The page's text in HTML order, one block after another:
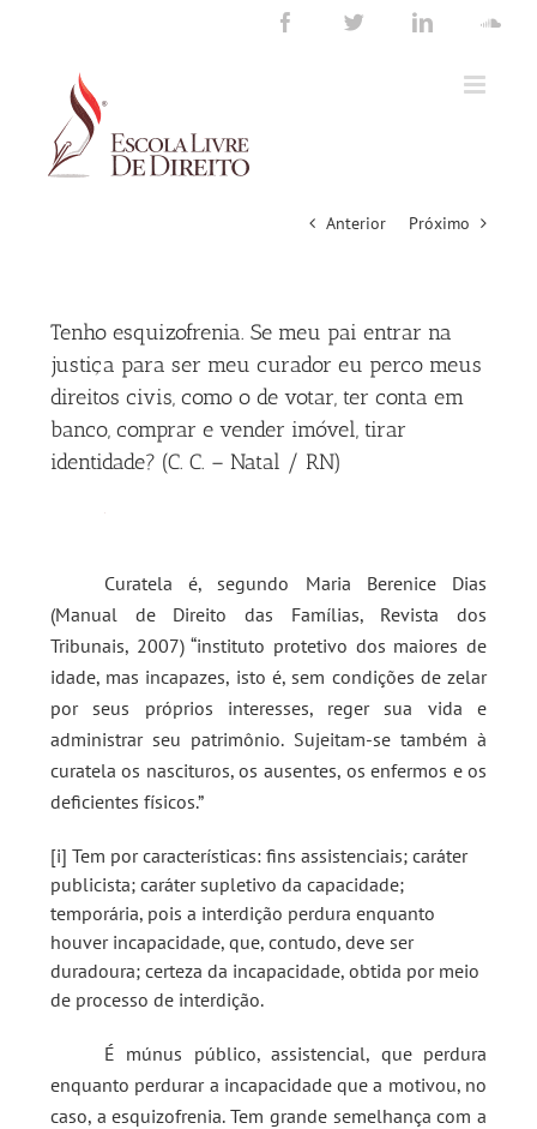
LinkedIn
Twitter
Facebook
Anterior Próximo
Tenho esquizofrenia. Se meu pai entrar na
justiça para ser meu curador eu perco meus
direitos civis, como o de votar, ter conta em
banco, comprar e vender imóvel, tirar
identidade? (C. C. – Natal / RN)
Curatela é, segundo Maria Berenice Dias
(Manual de Direito das Famílias, Revista dos
Tribunais, 2007) “instituto protetivo dos maiores de
idade, mas incapazes, isto é, sem condições de zelar
por seus próprios interesses, reger sua vida e
administrar seu patrimônio. Sujeitam-se também à
curatela os nascituros, os ausentes, os enfermos e os
deficientes físicos.”
[i] Tem por características: fins assistenciais; caráter
publicista; caráter supletivo da capacidade;
temporária, pois a interdição perdura enquanto
houver incapacidade, que, contudo, deve ser
duradoura; certeza da incapacidade, obtida por meio
de processo de interdição.
É múnus público, assistencial, que perdura
enquanto perdurar a incapacidade que a motivou, no
caso, a esquizofrenia. Tem grande semelhança com a